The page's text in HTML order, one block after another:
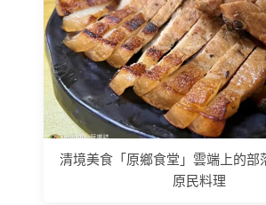
清境美食「原鄉食堂」雲端上的部
原民料理